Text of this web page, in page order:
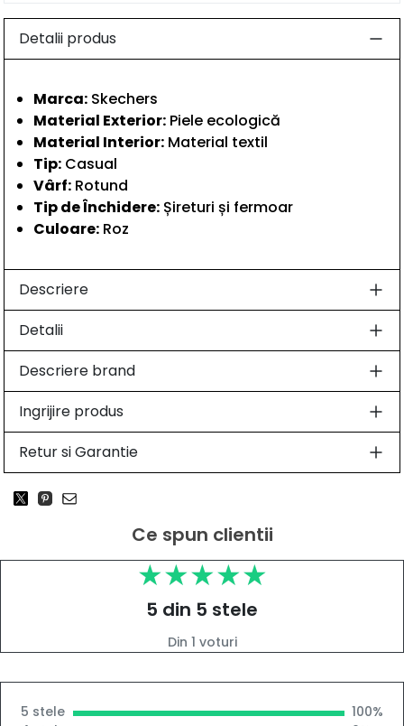
Detalii produs
Marca: Skechers
Material Exterior: Piele ecologică
Material Interior: Material textil
Tip: Casual
Vârf: Rotund
Tip de Închidere: Șireturi și fermoar
Culoare: Roz
Descriere
Detalii
Descriere brand
Ingrijire produs
Retur si Garantie
Ce spun clientii
5 din 5 stele
Din 1 voturi
5 stele
100%